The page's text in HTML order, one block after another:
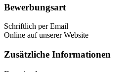
Bewerbungsart
Schriftlich per Email
Online auf unserer Website
Zusätzliche Informationen